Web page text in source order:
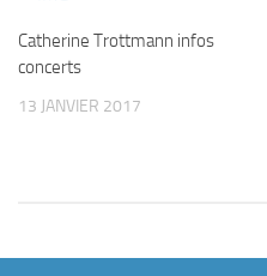
Catherine Trottmann infos
concerts
13 JANVIER 2017